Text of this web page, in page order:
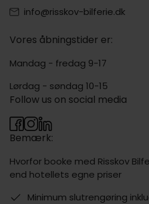
info@risskov-bilferie.dk
Vores åbningstider er:
Mandag - fredag 9-17
Lørdag - søndag 10-15
Bemærk:
Hvorfor booke med Risskov
end hotellets egne priser
Minimum slutrengøring
Follow us on social media